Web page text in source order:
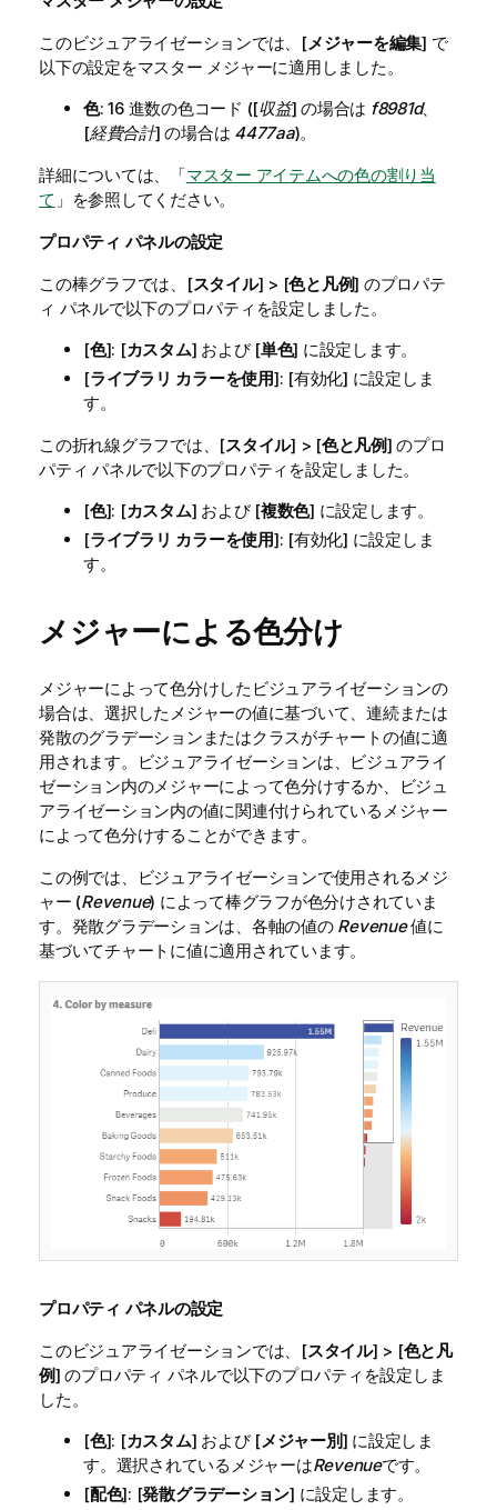
このビジュアライゼーションでは、[メジャーを編集] で
以下の設定をマスター メジャーに適用しました。
色: 16 進数の色コード ([収益] の場合は f8981d、
[経費合計] の場合は 4477aa)。
詳細については、「マスター アイテムへの色の割り当
て 」を参照してください。
プロパティ パネルの設定
この棒グラフでは、[スタイル] > [色と凡例] のプロパテ
ィ パネルで以下のプロパティを設定しました。
[色]: [カスタム] および [単色] に設定します。
[ライブラリ カラーを使用]: [有効化] に設定しま
す。
この折れ線グラフでは、[スタイル] > [色と凡例] のプロ
パティ パネルで以下のプロパティを設定しました。
[色]: [カスタム] および [複数色] に設定します。
[ライブラリ カラーを使用]: [有効化] に設定しま
す。
メジャーによる色分け
メジャーによって色分けしたビジュアライゼーションの
場合は、選択したメジャーの値に基づいて、連続または
発散のグラデーションまたはクラスがチャートの値に適
用されます。ビジュアライゼーションは、ビジュアライ
ゼーション内のメジャーによって色分けするか、ビジュ
アライゼーション内の値に関連付けられているメジャー
によって色分けすることができます。
この例では、ビジュアライゼーションで使用されるメジ
ャー (Revenue) によって棒グラフが色分けされていま
す。発散グラデーションは、各軸の値の Revenue値に
基づいてチャートに値に適用されています。
プロパティ パネルの設定
このビジュアライゼーションでは、[スタイル] > [色と凡
例] のプロパティ パネルで以下のプロパティを設定しま
した。
[色]: [カスタム] および [メジャー別] に設定しま
す。選択されているメジャーはRevenueです。
[配色]: [発散グラデーション] に設定します。